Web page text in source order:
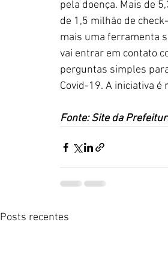
pela doença. Mais de
de 1,5 milhão de
mais uma ferramenta
vai entrar em contato
perguntas simples
Covid-19. A iniciativa
Fonte: Site da
Posts recentes